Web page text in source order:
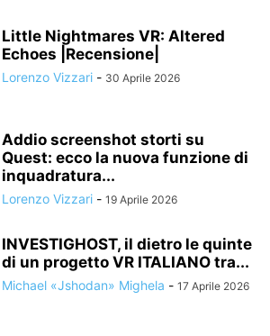
Little Nightmares VR: Altered
Echoes |Recensione|
Lorenzo Vizzari - 30 Aprile 2026
Addio screenshot storti su
Quest: ecco la nuova funzione di
inquadratura...
Lorenzo Vizzari - 19 Aprile 2026
INVESTIGHOST, il dietro le quinte
di un progetto VR ITALIANO tra...
Michael «Jshodan» Mighela - 17 Aprile 2026